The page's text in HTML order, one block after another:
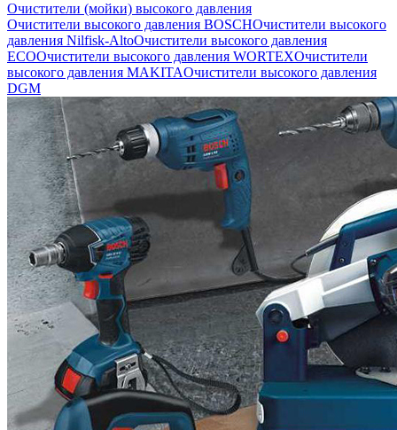
Очистители (мойки) высокого давления
Очистители высокого давления BOSCHОчистители высокого
давления Nilfisk-AltoОчистители высокого давления
ECOОчистители высокого давления WORTEXОчистители
высокого давления MAKITAОчистители высокого давления
DGM